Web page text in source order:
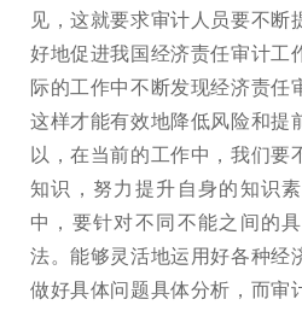
见，这就要求审计人员要不断
好地促进我国经济责任审计工
际的工作中不断发现经济责任
这样才能有效地降低风险和提
以，在当前的工作中，我们要
知识，努力提升自身的知识
中，要针对不同不能之间的
法。能够灵活地运用好各种经
做好具体问题具体分析，而审